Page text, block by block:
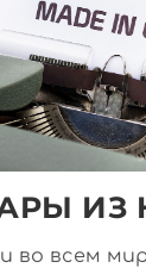
ИЗ
и во всем